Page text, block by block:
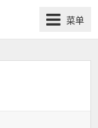
菜单